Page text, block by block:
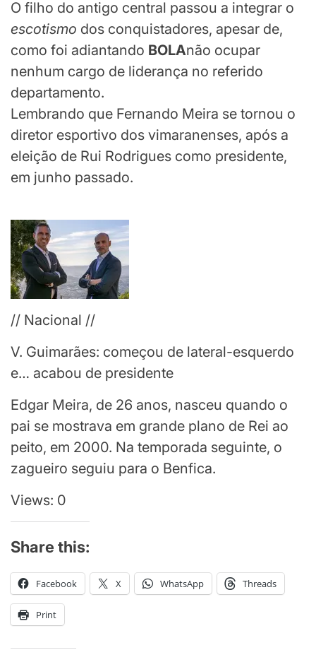
O filho do antigo central passou a integrar o
escotismo dos conquistadores, apesar de,
como foi adiantando BOLAnão ocupar
nenhum cargo de liderança no referido
departamento.
Lembrando que Fernando Meira se tornou o
diretor esportivo dos vimaranenses, após a
eleição de Rui Rodrigues como presidente,
em junho passado.
// Nacional //
V. Guimarães: começou de lateral-esquerdo
e… acabou de presidente
Edgar Meira, de 26 anos, nasceu quando o
pai se mostrava em grande plano de Rei ao
peito, em 2000. Na temporada seguinte, o
zagueiro seguiu para o Benfica.
Views: 0
Share this:
Facebook X WhatsApp Threads
Print